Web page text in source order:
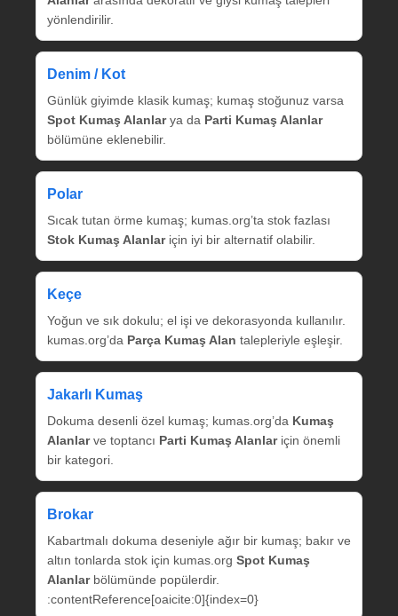
yönlendirilir.
Denim / Kot
Günlük giyimde klasik kumaş; kumaş stoğunuz varsa
Spot Kumaş Alanlarya da Parti Kumaş Alanlar
bölümüne eklenebilir.
Polar
Sıcak tutan örme kumaş; kumas.org’ta stok fazlası
Stok Kumaş Alanlariçin iyi bir alternatif olabilir.
Keçe
Yoğun ve sık dokulu; el işi ve dekorasyonda kullanılır.
kumas.org’da Parça Kumaş Alan talepleriyle eşleşir.
Jakarlı Kumaş
Dokuma desenli özel kumaş; kumas.org’da Kumaş
Alanlarve toptancı Parti Kumaş Alanlariçin önemli
bir kategori.
Brokar
Kabartmalı dokuma deseniyle ağır bir kumaş; bakır ve
altın tonlarda stok için kumas.org Spot Kumaş
Alanlarbölümünde popülerdir.
:contentReference[oaicite:0]{index=0}